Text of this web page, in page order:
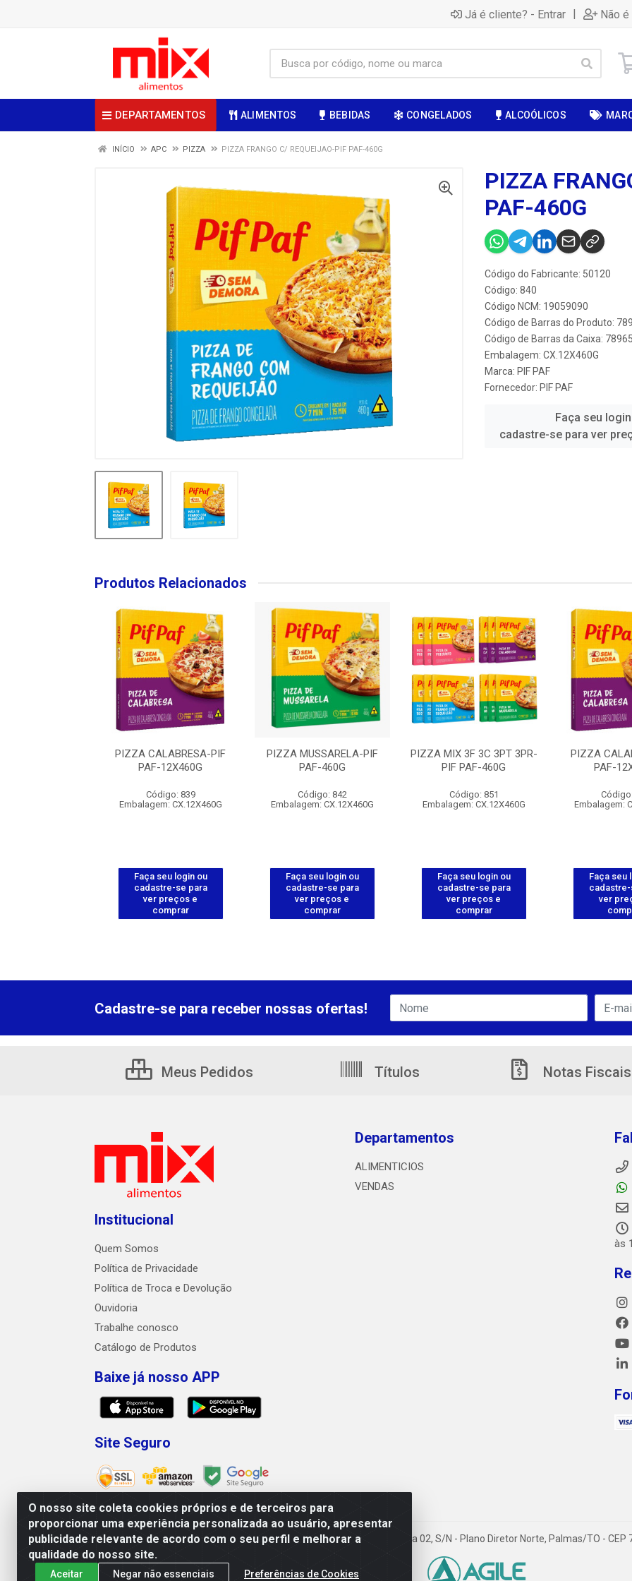
Já é cliente? - Entrar | Não
DEPARTAMENTOS ALIMENTOS BEBIDAS CONGELADOS ALCOÓLICOS
INÍCIO APC PIZZA PIZZA FRANGO C/ REQUEIJAO-PIF PAF-460G
PIZZA
PAF-460G
Código do Fabricante: 50120
Código: 840
Código NCM: 19059090
Código de Barras do Produto:
Código de Barras da Caixa:
Embalagem: CX.12X460G
Marca: PIF PAF
Fornecedor: PIF PAF
Faça seu
cadastre-se para ver
Produtos Relacionados
PIZZA CALABRESA-PIF
PAF-12X460G
Código: 839
Embalagem: CX.12X460G
Faça seu login ou
cadastre-se para
ver preços e
comprar
PIZZA MUSSARELA-PIF
PAF-460G
Código: 842
Embalagem: CX.12X460G
Faça seu login ou
cadastre-se para
ver preços e
comprar
PIZZA MIX 3F 3C 3PT 3PR-
PIF PAF-460G
Código: 851
Embalagem: CX.12X460G
Faça seu login ou
cadastre-se para
ver preços e
comprar
PIZZA
PAF-
Embalagem:
Faça seu
ver
O nosso site coleta cookies próprios e de terceiros para
proporcionar uma experiência personalizada ao usuário, apresentar
publicidade relevante de acordo com o seu perfil e melhorar a
qualidade do nosso site.
Aceitar Negar não essenciais Preferências de Cookies
Cadastre-se para receber nossas ofertas!
Meus Pedidos Títulos Notas Fiscais
Institucional
Quem Somos
Política de Privacidade
Política de Troca e Devolução
Ouvidoria
Trabalhe conosco
Catálogo de Produtos
Baixe já nosso APP
Site Seguro
Departamentos
ALIMENTICIOS
VENDAS
às
Mix Alimentos LTDA - Quadra Asr Ne 55 (412 Norte), Alameda 02, S/N - Plano Diretor Norte, Palmas/TO -